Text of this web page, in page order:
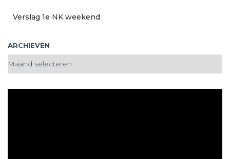
Verslag 1e NK weekend
ARCHIEVEN
A